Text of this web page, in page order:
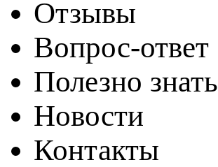
Отзывы
Вопрос-ответ
Полезно знать
Новости
Контакты